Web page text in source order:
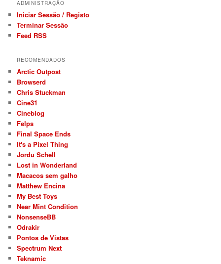
ADMINISTRAÇÃO
Iniciar Sessão / Registo
Terminar Sessão
Feed RSS
RECOMENDADOS
Arctic Outpost
Browserd
Chris Stuckman
Cine31
Cineblog
Felps
Final Space Ends
It's a Pixel Thing
Jordu Schell
Lost in Wonderland
Macacos sem galho
Matthew Encina
My Best Toys
Near Mint Condition
NonsenseBB
Odrakir
Pontos de Vistas
Spectrum Next
Teknamic